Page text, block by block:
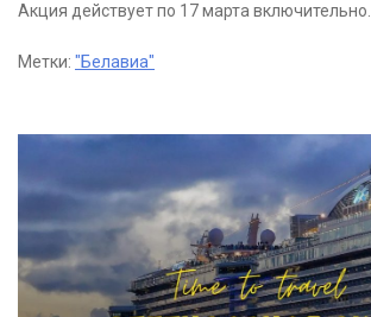
Акция действует по 17 марта включительно.
Метки: "Белавиа"